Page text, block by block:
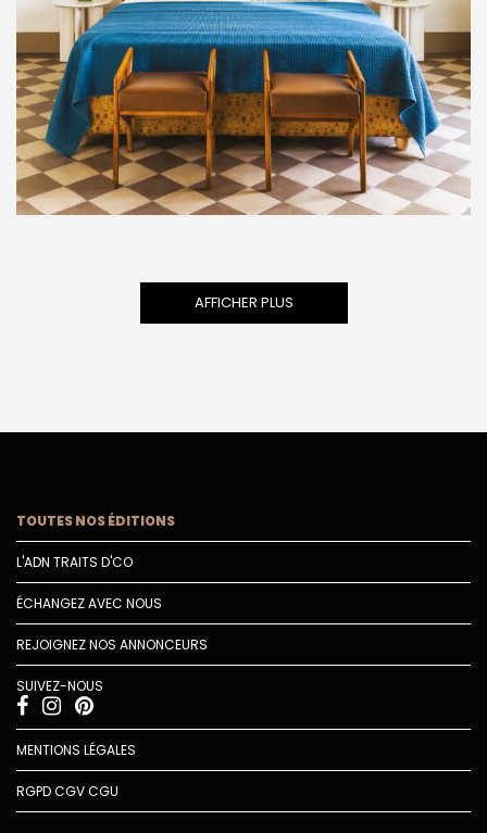
AFFICHER PLUS
TOUTES NOS ÉDITIONS
L'ADN TRAITS D'CO
ÉCHANGEZ AVEC NOUS
REJOIGNEZ NOS ANNONCEURS
SUIVEZ-NOUS
MENTIONS LÉGALES
RGPDCGVCGU